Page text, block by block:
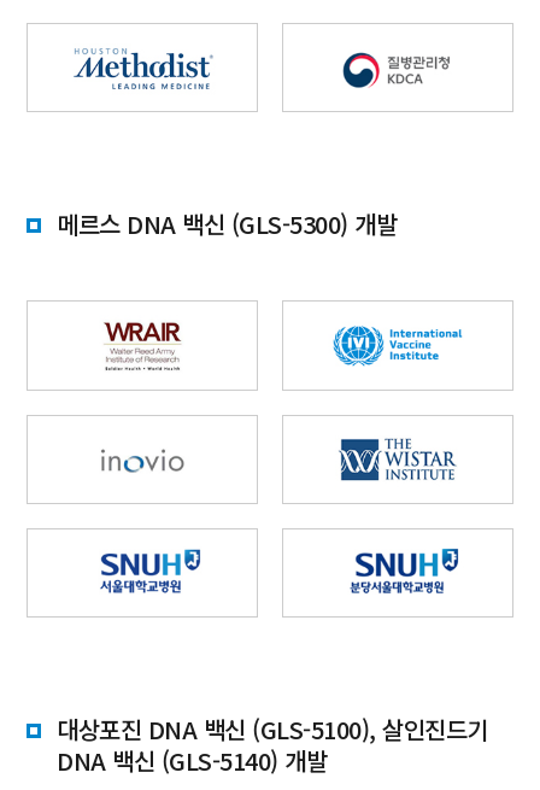
메르스 DNA 백신 (GLS-5300) 개발
대상포진 DNA 백신 (GLS-5100), 살인진드기
DNA 백신 (GLS-5140) 개발